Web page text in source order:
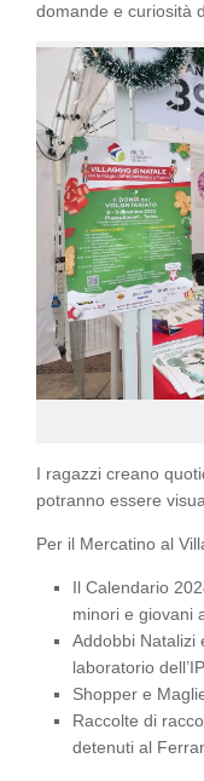
domande e curiosità
I ragazzi creano
potranno essere
Per il Mercatino al
Il Calendario
minori e giovani
Addobbi Natalizi
laboratorio
Shopper e
Raccolte di
detenuti al